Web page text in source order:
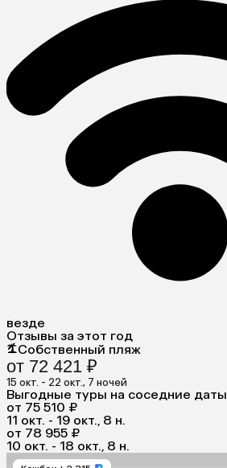
везде
Отзывы за этот год
Собственный пляж
от 72 421 ₽
15 окт. - 22 окт., 7 ночей
Выгодные туры на соседние даты
от 75 510 ₽
11 окт. - 19 окт., 8 н.
от 78 955 ₽
10 окт. - 18 окт., 8 н.